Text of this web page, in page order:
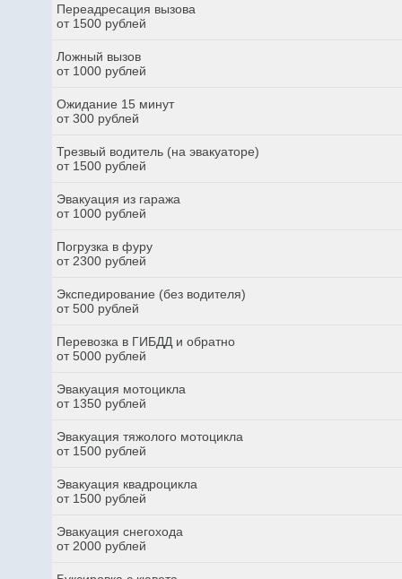
Переадресация вызова
от 1500 рублей
Ложный вызов
от 1000 рублей
Ожидание 15 минут
от 300 рублей
Трезвый водитель (на эвакуаторе)
от 1500 рублей
Эвакуация из гаража
от 1000 рублей
Погрузка в фуру
от 2300 рублей
Экспедирование (без водителя)
от 500 рублей
Перевозка в ГИБДД и обратно
от 5000 рублей
Эвакуация мотоцикла
от 1350 рублей
Эвакуация тяжолого мотоцикла
от 1500 рублей
Эвакуация квадроцикла
от 1500 рублей
Эвакуация снегохода
от 2000 рублей